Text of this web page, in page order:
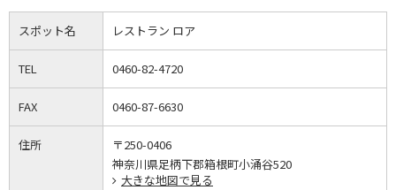
スポット名 レストラン ロア
TEL 0460-82-4720
FAX 0460-87-6630
住所
〒250-0406
神奈川県足柄下郡箱根町小涌谷520
大きな地図で見る